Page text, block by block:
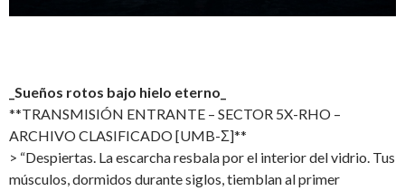
_Sueños rotos bajo hielo eterno_
**TRANSMISIÓN ENTRANTE – SECTOR 5X-RHO –
ARCHIVO CLASIFICADO [UMB-Σ]**
> “Despiertas. La escarcha resbala por el interior del vidrio. Tus
músculos, dormidos durante siglos, tiemblan al primer